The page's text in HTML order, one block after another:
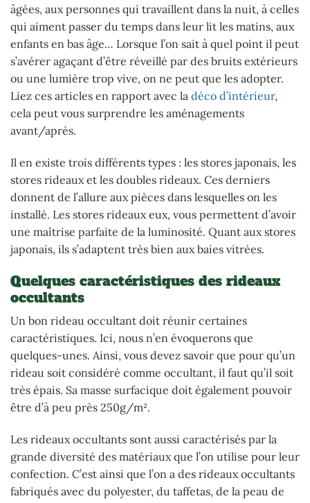
âgées, aux personnes qui travaillent dans la nuit, à celles
qui aiment passer du temps dans leur lit les matins, aux
enfants en bas âge… Lorsque l’on sait à quel point il peut
s’avérer agaçant d’être réveillé par des bruits extérieurs
ou une lumière trop vive, on ne peut que les adopter.
Liez ces articles en rapport avec la déco d’intérieur,
cela peut vous surprendre les aménagements
avant/après.
Il en existe trois différents types : les stores japonais, les
stores rideaux et les doubles rideaux. Ces derniers
donnent de l’allure aux pièces dans lesquelles on les
installé. Les stores rideaux eux, vous permettent d’avoir
une maîtrise parfaite de la luminosité. Quant aux stores
japonais, ils s’adaptent très bien aux baies vitrées.
Quelques caractéristiques des rideaux
occultants
Un bon rideau occultant doit réunir certaines
caractéristiques. Ici, nous n’en évoquerons que
quelques-unes. Ainsi, vous devez savoir que pour qu’un
rideau soit considéré comme occultant, il faut qu’il soit
très épais. Sa masse surfacique doit également pouvoir
être d’à peu près 250g/m².
Les rideaux occultants sont aussi caractérisés par la
grande diversité des matériaux que l’on utilise pour leur
confection. C’est ainsi que l’on a des rideaux occultants
fabriqués avec du polyester, du taffetas, de la peau de